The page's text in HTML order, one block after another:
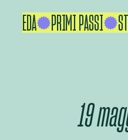
IKEDA PRIMI PASSI
19